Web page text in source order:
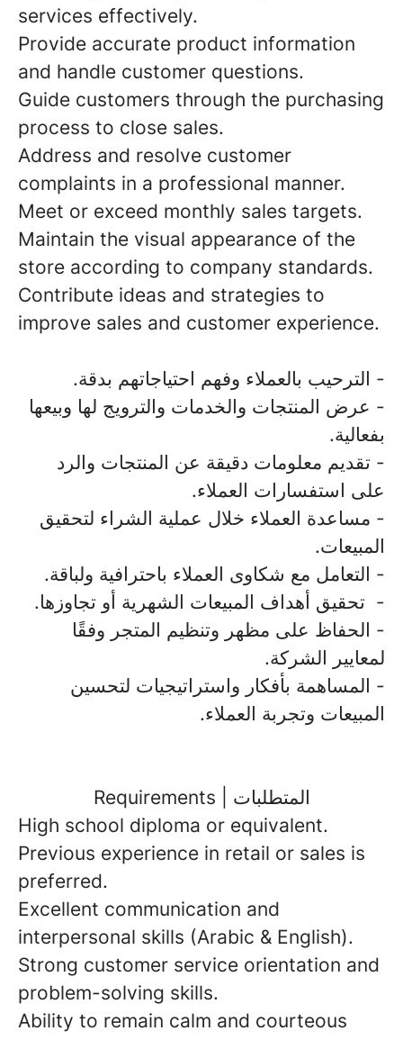
services effectively.
Provide accurate product information
and handle customer questions.
Guide customers through the purchasing
process to close sales.
Address and resolve customer
complaints in a professional manner.
Meet or exceed monthly sales targets.
Maintain the visual appearance of the
store according to company standards.
Contribute ideas and strategies to
improve sales and customer experience.
- الترحيب بالعملاء وفهم احتياجاتهم بدقة.
- عرض المنتجات والخدمات والترويج لها وبيعها
بفعالية.
- تقديم معلومات دقيقة عن المنتجات والرد
على استفسارات العملاء.
- مساعدة العملاء خلال عملية الشراء لتحقيق
المبيعات.
- التعامل مع شكاوى العملاء باحترافية ولباقة.
- تحقيق أهداف المبيعات الشهرية أو تجاوزها.
- الحفاظ على مظهر وتنظيم المتجر وفقًا
لمعايير الشركة.
- المساهمة بأفكار واستراتيجيات لتحسين
المبيعات وتجربة العملاء.
Requirements | المتطلبات
High school diploma or equivalent.
Previous experience in retail or sales is
preferred.
Excellent communication and
interpersonal skills (Arabic & English).
Strong customer service orientation and
problem-solving skills.
Ability to remain calm and courteous